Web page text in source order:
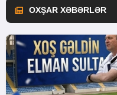
OXŞAR XƏBƏRLƏR